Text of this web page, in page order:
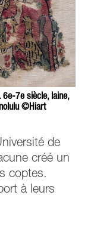
6e-7e siècle, laine,
©Hiart
de
créé un
coptes.
à leurs